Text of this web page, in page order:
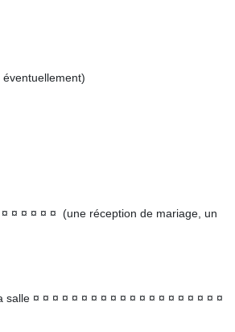
¤ ¤ ¤ ¤ ¤ (une réception de mariage, un
¤ ¤ ¤ ¤ ¤ ¤ ¤ ¤ ¤ ¤ ¤ ¤ ¤ ¤ ¤ ¤ ¤ ¤ ¤ ¤